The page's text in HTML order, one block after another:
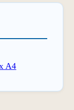
A4